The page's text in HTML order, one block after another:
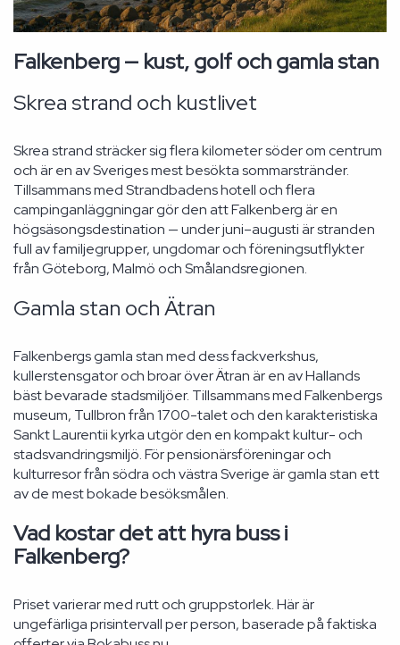
Falkenberg — kust, golf och gamla stan
Skrea strand och kustlivet
Skrea strand sträcker sig flera kilometer söder om centrum
och är en av Sveriges mest besökta sommarstränder.
Tillsammans med Strandbadens hotell och flera
campinganläggningar gör den att Falkenberg är en
högsäsongsdestination — under juni–augusti är stranden
full av familjegrupper, ungdomar och föreningsutflykter
från Göteborg, Malmö och Smålandsregionen.
Gamla stan och Ätran
Falkenbergs gamla stan med dess fackverkshus,
kullerstensgator och broar över Ätran är en av Hallands
bäst bevarade stadsmiljöer. Tillsammans med Falkenbergs
museum, Tullbron från 1700-talet och den karakteristiska
Sankt Laurentii kyrka utgör den en kompakt kultur- och
stadsvandringsmiljö. För pensionärsföreningar och
kulturresor från södra och västra Sverige är gamla stan ett
av de mest bokade besöksmålen.
Vad kostar det att hyra buss i
Falkenberg?
Priset varierar med rutt och gruppstorlek. Här är
ungefärliga prisintervall per person, baserade på faktiska